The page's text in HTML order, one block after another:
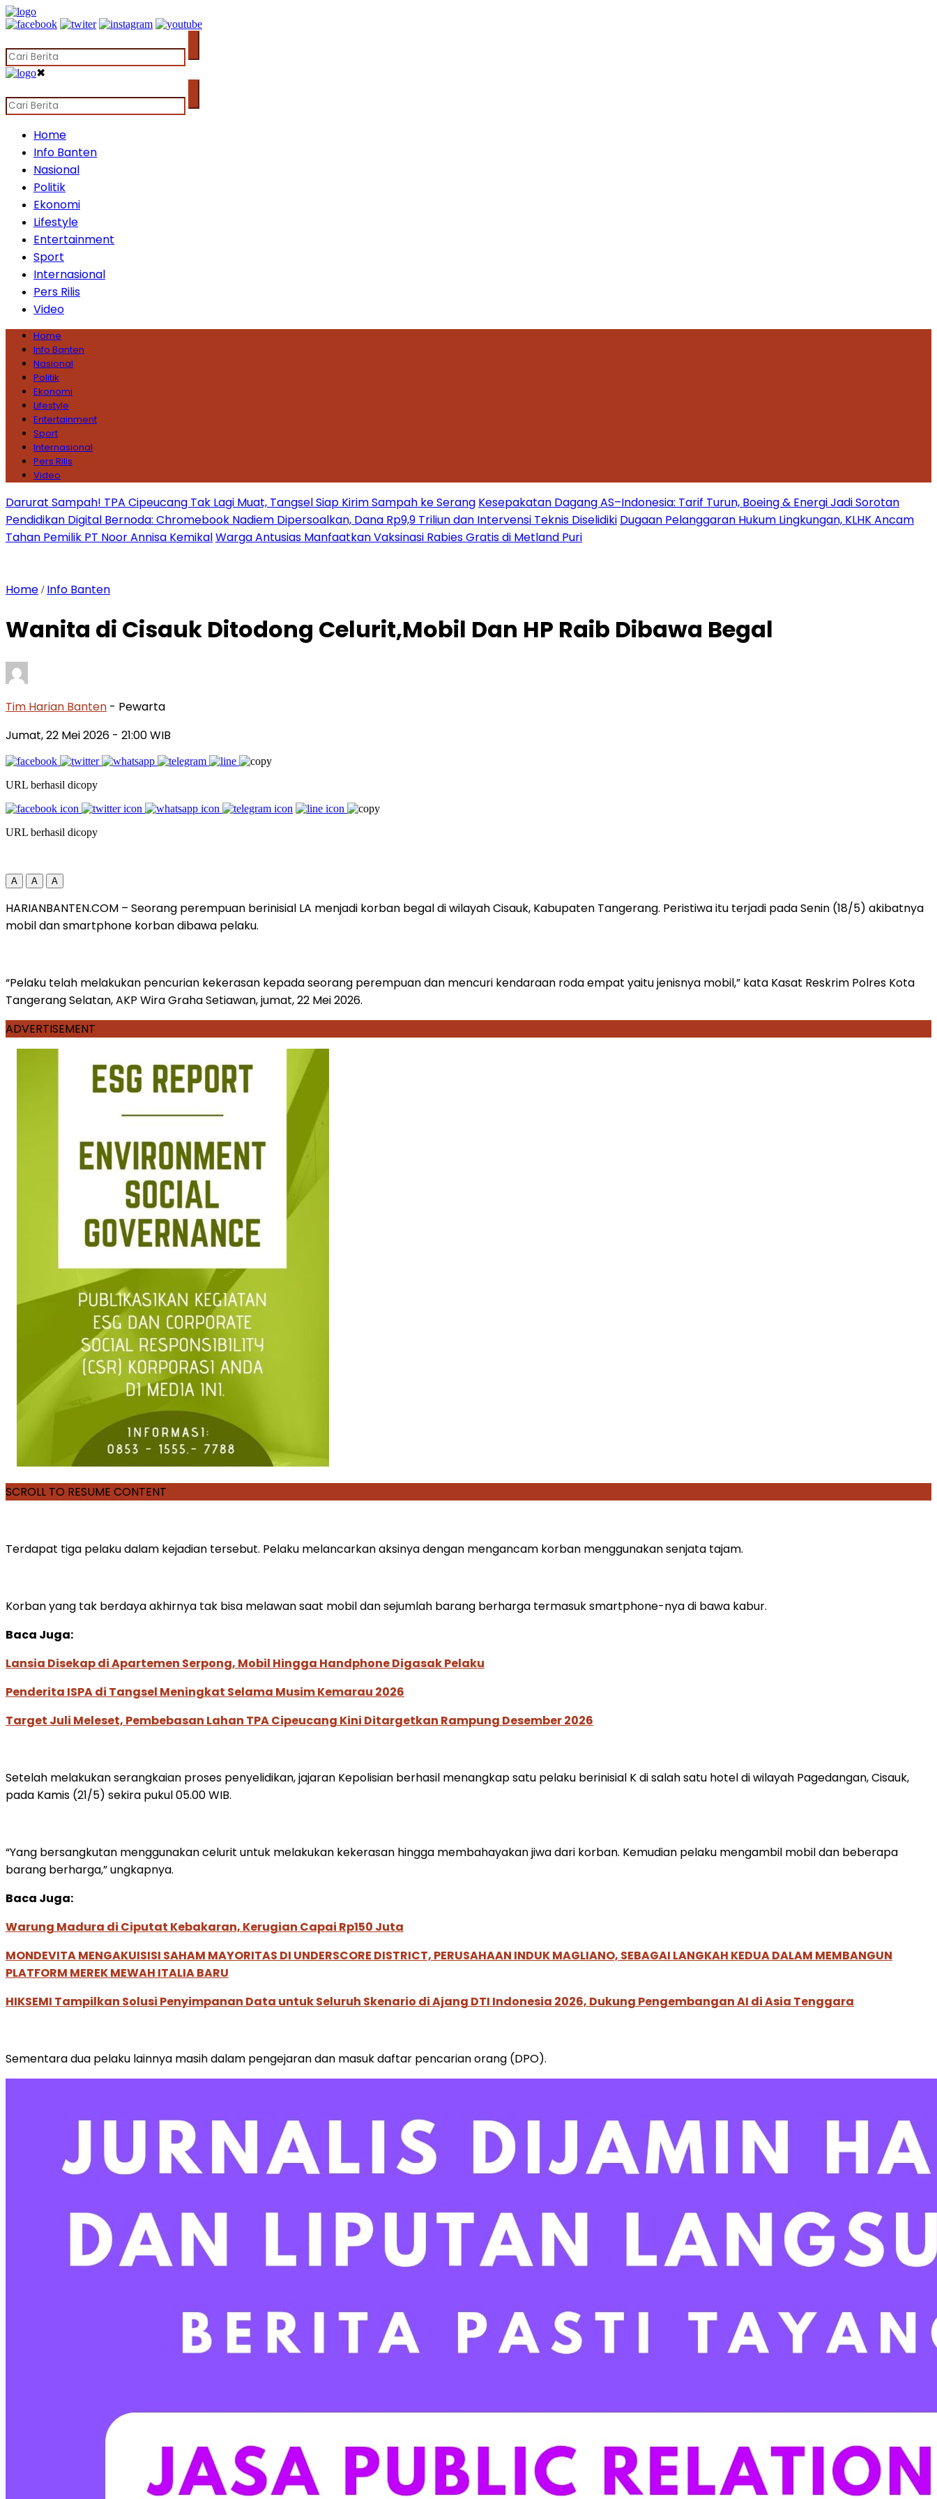
✖
Home
Info Banten
Nasional
Politik
Ekonomi
Lifestyle
Entertainment
Sport
Internasional
Pers Rilis
Video
Home
Info Banten
Nasional
Politik
Ekonomi
Lifestyle
Entertainment
Sport
Internasional
Pers Rilis
Video
Darurat Sampah! TPA Cipeucang Tak Lagi Muat, Tangsel Siap Kirim Sampah ke Serang Kesepakatan Dagang AS–Indonesia: Tarif Turun, Boeing & Energi Jadi Sorotan
Pendidikan Digital Bernoda: Chromebook Nadiem Dipersoalkan, Dana Rp9,9 Triliun dan Intervensi Teknis Diselidiki Dugaan Pelanggaran Hukum Lingkungan, KLHK Ancam
Tahan Pemilik PT Noor Annisa KemikalWarga Antusias Manfaatkan Vaksinasi Rabies Gratis di Metland Puri
Home / Info Banten
Wanita di Cisauk Ditodong Celurit,Mobil Dan HP Raib Dibawa Begal
Tim Harian Banten - Pewarta
Jumat, 22 Mei 2026 - 21:00 WIB
URL berhasil dicopy
URL berhasil dicopy
A A A
HARIANBANTEN.COM – Seorang perempuan berinisial LA menjadi korban begal di wilayah Cisauk, Kabupaten Tangerang. Peristiwa itu terjadi pada Senin (18/5) akibatnya
mobil dan smartphone korban dibawa pelaku.
“Pelaku telah melakukan pencurian kekerasan kepada seorang perempuan dan mencuri kendaraan roda empat yaitu jenisnya mobil,” kata Kasat Reskrim Polres Kota
Tangerang Selatan, AKP Wira Graha Setiawan, jumat, 22 Mei 2026.
ADVERTISEMENT
SCROLL TO RESUME CONTENT
Terdapat tiga pelaku dalam kejadian tersebut. Pelaku melancarkan aksinya dengan mengancam korban menggunakan senjata tajam.
Korban yang tak berdaya akhirnya tak bisa melawan saat mobil dan sejumlah barang berharga termasuk smartphone-nya di bawa kabur.
Baca Juga:
Lansia Disekap di Apartemen Serpong, Mobil Hingga Handphone Digasak Pelaku
Penderita ISPA di Tangsel Meningkat Selama Musim Kemarau 2026
Target Juli Meleset, Pembebasan Lahan TPA Cipeucang Kini Ditargetkan Rampung Desember 2026
Setelah melakukan serangkaian proses penyelidikan, jajaran Kepolisian berhasil menangkap satu pelaku berinisial K di salah satu hotel di wilayah Pagedangan, Cisauk,
pada Kamis (21/5) sekira pukul 05.00 WIB.
“Yang bersangkutan menggunakan celurit untuk melakukan kekerasan hingga membahayakan jiwa dari korban. Kemudian pelaku mengambil mobil dan beberapa
barang berharga,” ungkapnya.
Baca Juga:
Warung Madura di Ciputat Kebakaran, Kerugian Capai Rp150 Juta
MONDEVITA MENGAKUISISI SAHAM MAYORITAS DI UNDERSCORE DISTRICT, PERUSAHAAN INDUK MAGLIANO, SEBAGAI LANGKAH KEDUA DALAM MEMBANGUN
PLATFORM MEREK MEWAH ITALIA BARU
HIKSEMI Tampilkan Solusi Penyimpanan Data untuk Seluruh Skenario di Ajang DTI Indonesia 2026, Dukung Pengembangan AI di Asia Tenggara
Sementara dua pelaku lainnya masih dalam pengejaran dan masuk daftar pencarian orang (DPO).